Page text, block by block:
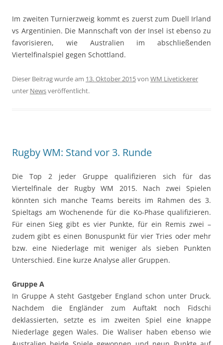
Im zweiten Turnierzweig kommt es zuerst zum Duell Irland
vs Argentinien. Die Mannschaft von der Insel ist ebenso zu
favorisieren, wie Australien im abschließenden
Viertelfinalspiel gegen Schottland.
Dieser Beitrag wurde am 13. Oktober 2015von WM Livetickerer
unter Newsveröffentlicht.
Rugby WM: Stand vor 3. Runde
Die Top 2 jeder Gruppe qualifizieren sich für das
Viertelfinale der Rugby WM 2015. Nach zwei Spielen
könnten sich manche Teams bereits im Rahmen des 3.
Spieltags am Wochenende für die Ko-Phase qualifizieren.
Für einen Sieg gibt es vier Punkte, für ein Remis zwei –
zudem gibt es einen Bonuspunkt für vier Tries oder mehr
bzw. eine Niederlage mit weniger als sieben Punkten
Unterschied. Eine kurze Analyse aller Gruppen.
Gruppe A
In Gruppe A steht Gastgeber England schon unter Druck.
Nachdem die Engländer zum Auftakt noch Fidschi
deklassierten, setzte es im zweiten Spiel eine knappe
Niederlage gegen Wales. Die Waliser haben ebenso wie